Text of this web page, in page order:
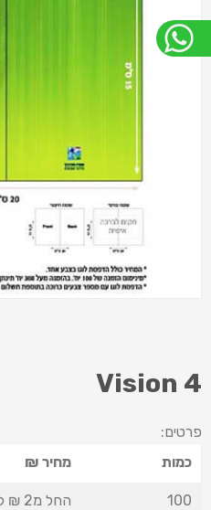
Vision 4
פרטים:
כמות
מחיר ₪
100 החל מ2 ₪ ליח'